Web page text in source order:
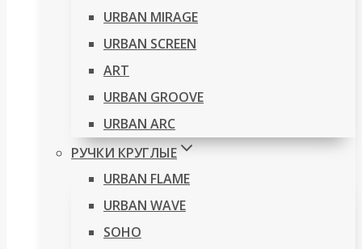
URBAN MIRAGE
URBAN SCREEN
ART
URBAN GROOVE
URBAN ARC
РУЧКИ КРУГЛЫЕ
URBAN FLAME
URBAN WAVE
SOHO